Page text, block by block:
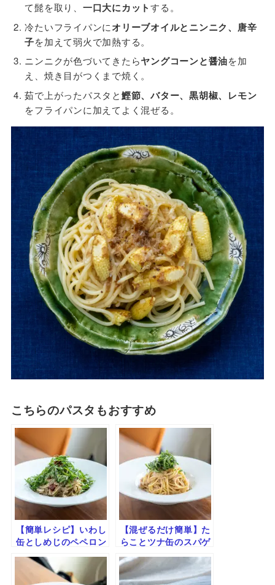
て髭を取り、 一口大にカットする。
冷たいフライパンにオリーブオイルとニンニク、唐辛
子を加えて弱火で加熱する。
ニンニクが色づいてきたらヤングコーンと醤油を加
え、焼き目がつくまで焼く。
茹で上がったパスタと鰹節、バター、黒胡椒、レモン
をフライパンに加えてよく混ぜる。
こちらのパスタもおすすめ
【簡単レシピ】いわし
缶としめじのペペロン
×爽やか仕上げ
【混ぜるだけ簡単】た
らことツナ缶のスパゲ
コク